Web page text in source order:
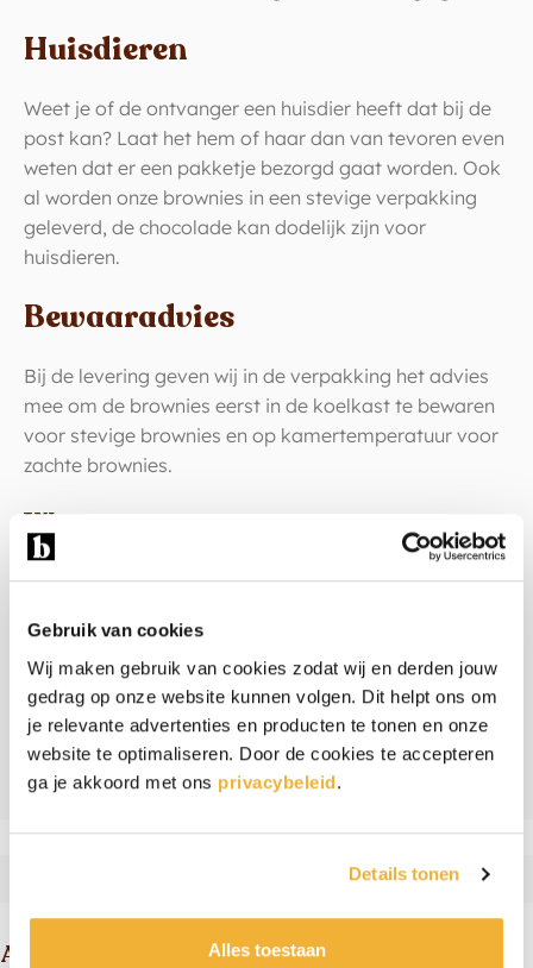
Gebruik van cookies
Wij maken gebruik van cookies zodat wij en derden jouw
gedrag op onze website kunnen volgen. Dit helpt ons om
je relevante advertenties en producten te tonen en onze
website te optimaliseren. Door de cookies te accepteren
ga je akkoord met ons privacybeleid.
Details tonen
Alles toestaan
Huisdieren
Weet je of de ontvanger een huisdier heeft dat bij de
post kan? Laat het hem of haar dan van tevoren even
weten dat er een pakketje bezorgd gaat worden. Ook
al worden onze brownies in een stevige verpakking
geleverd, de chocolade kan dodelijk zijn voor
huisdieren.
Bewaaradvies
Bij de levering geven wij in de verpakking het advies
mee om de brownies eerst in de koelkast te bewaren
voor stevige brownies en op kamertemperatuur voor
zachte brownies.
Warm weer
Wordt het in de zomer echt warm weer? Dan kunnen
worden. Door ze even in de koelkast te zetten worden
ze weer stevig.
Ingrediënten & allergenen
Beoordelingen
Andere suggesties